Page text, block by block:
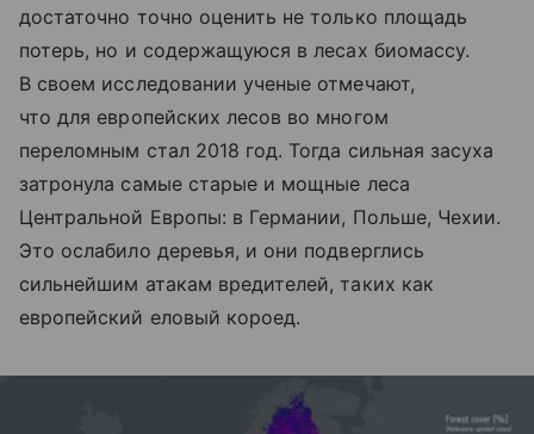
достаточно точно оценить не только площадь
потерь, но и содержащуюся в лесах биомассу.
В своем исследовании ученые отмечают,
что для европейских лесов во многом
переломным стал 2018 год. Тогда сильная засуха
затронула самые старые и мощные леса
Центральной Европы: в Германии, Польше, Чехии.
Это ослабило деревья, и они подверглись
сильнейшим атакам вредителей, таких как
европейский еловый короед.